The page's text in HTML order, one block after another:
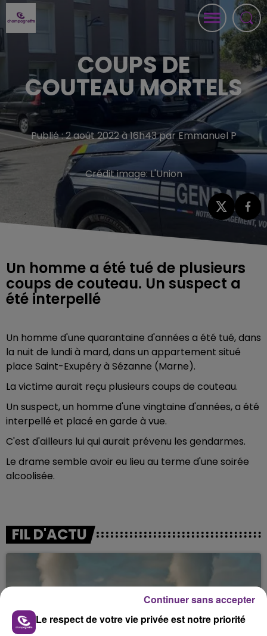
COUPS DE
COUTEAU MORTELS
Publié : 2 août 2022 à 16h43 par Emmanuel P
Crédit image:L'Union
Un homme a été tué de plusieurs
coups de couteau. Un suspect a
été interpellé
Un homme d'une quarantaine d'années a été tué, dans
la nuit de lundi à mard, dans un appartement situé
place Saint-Exupéry à Sézanne (Marne).
La victime aurait reçu plusieurs coups de couteau.
Un suspect, un homme d'une vingtaine d'années, a été
interpellé et placé en garde à vue.
C'est d'ailleurs lui qui aurait prévenu les gendarmes.
Le drame semble avoir eu lieu au terme d'une soirée
alcoolisée.
FIL D'ACTU
Le respect de votre vie privée est notre priorité
Continuer sans accepter